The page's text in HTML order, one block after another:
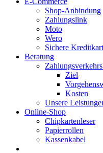
Shop-Anbindung
Zahlungslink
Moto
Wero
Sichere
Beratung
Ziel
Kosten
Unsere
Online-Shop
Chipkartenleser
Papierrollen
Kassenkabel